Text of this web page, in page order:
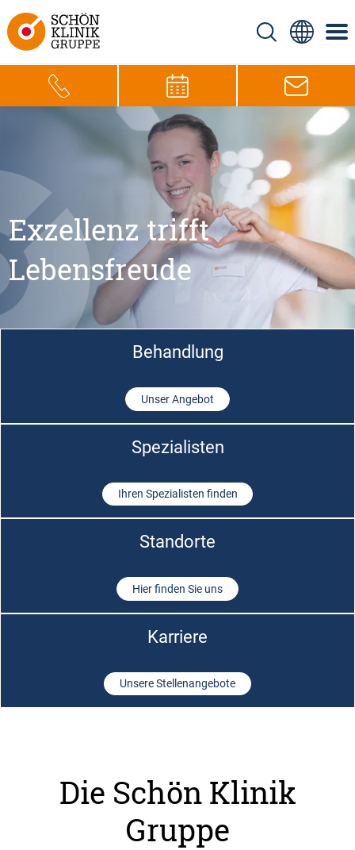
Exzellenz trifft
Lebensfreude
Behandlung
Unser Angebot
Spezialisten
Ihren Spezialisten finden
Standorte
Hier finden Sie uns
Karriere
Unsere Stellenangebote
Die Schön Klinik
Gruppe